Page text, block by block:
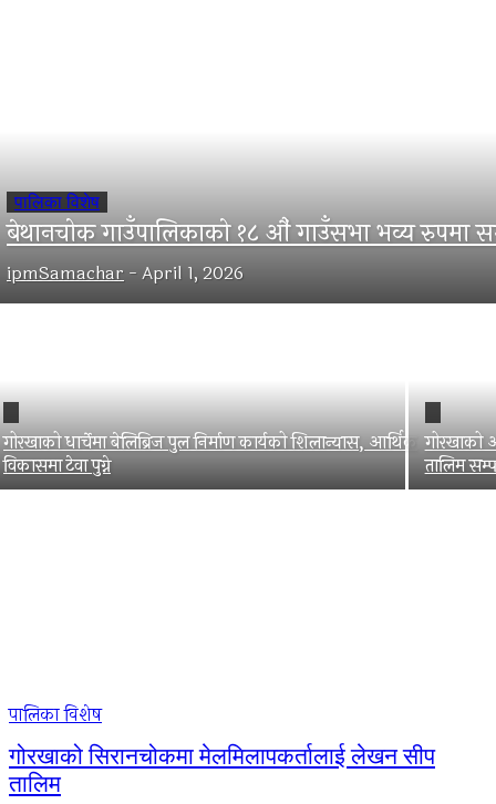
पालिका विशेष
बेथानचोक गाउँपालिकाको १८ औं गाउँसभा भव्य रुपमा
ipmSamachar -April 1, 2026
गोरखाको धार्चेमा बेलिब्रिज पुल निर्माण कार्यको शिलान्यास, आर्थिक
विकासमा टेवा पुग्ने
गोरखाको
तालिम
पालिका विशेष
गोरखाको सिरानचोकमा मेलमिलापकर्तालाई लेखन सीप
तालिम